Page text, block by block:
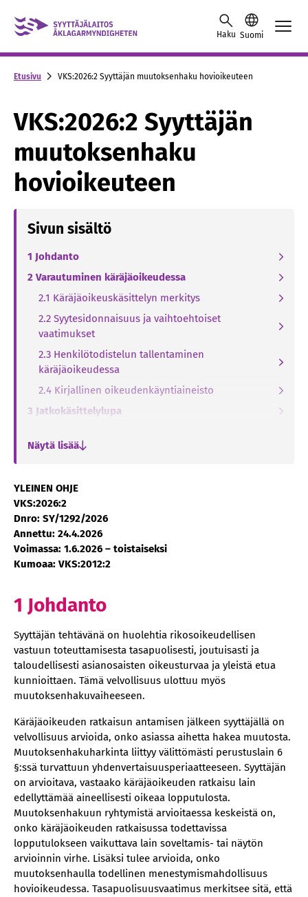
Skip to content -saavutettavuusohje
Haku Suomi
Etusivu VKS:2026:2 Syyttäjän muutoksenhaku hovioikeuteen
VKS:2026:2 Syyttäjän
muutoksenhaku
hovioikeuteen
Sivun sisältö
1 Johdanto
2 Varautuminen käräjäoikeudessa
2.1 Käräjäoikeuskäsittelyn merkitys
2.2 Syytesidonnaisuus ja vaihtoehtoiset
vaatimukset
2.3 Henkilötodistelun tallentaminen
käräjäoikeudessa
2.4 Kirjallinen oikeudenkäyntiaineisto
3 Jatkokäsittelylupa
3.2 Jatkokäsittelyluvan perusteet
5 Syyttäjä valittajan vastapuolena
6 Vastavalitus
7 Henkilötodistelun vastaanottaminen
hovioikeudessa
Näytä lisää
YLEINEN OHJE
VKS:2026:2
Dnro: SY/1292/2026
Annettu: 24.4.2026
Voimassa: 1.6.2026 – toistaiseksi
Kumoaa: VKS:2012:2
1 Johdanto
Syyttäjän tehtävänä on huolehtia rikosoikeudellisen
vastuun toteuttamisesta tasapuolisesti, joutuisasti ja
taloudellisesti asianosaisten oikeusturvaa ja yleistä etua
kunnioittaen. Tämä velvollisuus ulottuu myös
muutoksenhakuvaiheeseen.
Käräjäoikeuden ratkaisun antamisen jälkeen syyttäjällä on
velvollisuus arvioida, onko asiassa aihetta hakea muutosta.
Muutoksenhakuharkinta liittyy välittömästi perustuslain 6
§:ssä turvattuun yhdenvertaisuusperiaatteeseen. Syyttäjän
on arvioitava, vastaako käräjäoikeuden ratkaisu lain
edellyttämää aineellisesti oikeaa lopputulosta.
Muutoksenhakuun ryhtymistä arvioitaessa keskeistä on,
onko käräjäoikeuden ratkaisussa todettavissa
lopputulokseen vaikuttava lain soveltamis- tai näytön
arvioinnin virhe. Lisäksi tulee arvioida, onko
muutoksenhaulla todellinen menestymismahdollisuus
hovioikeudessa. Tasapuolisuusvaatimus merkitsee sitä, että